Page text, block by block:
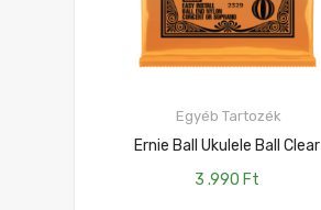
Egyéb Tartozék
Ernie Ball Ukulele Ball Clear
3 .990 Ft
KOSÁRBA TESZEM